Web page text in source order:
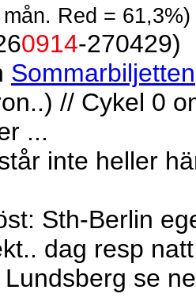
Red = 61,3%)
0914-270429)
Sommarbiljetten
// Cykel 0
...
inte heller
Sth-Berlin
dag resp
Lundsberg se